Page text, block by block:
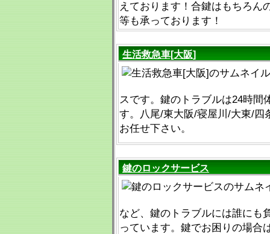
えております！合鍵はもちろん
等も承っております！
生活救急車[大阪]
スです。鍵のトラブルは24時間
す。八尾/東大阪/寝屋川/大東/四
お任せ下さい。
鍵のロックサービス
など、鍵のトラブルには誰にも
っています。鍵でお困りの場合